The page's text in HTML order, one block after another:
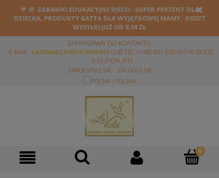
💗 🎁 ZABAWKI EDUKACYJNE DJECO - SUPER PREZENT DLA
DZIECKA, PRODUKTY GATTA DLA WYJĄTKOWEJ MAMY. KOSZT
WYSYŁKI JUŻ OD 9,34 ZŁ
ZAPRASZAMY DO KONTAKTU:
E-MAIL: LAVIDA@LAVIDA.ONLINE LUB TEL. (+48) 601 510 457 W GODZ.
9-16 (PON.-PT)
ZAREJESTRUJ SIĘ ZALOGUJ SIĘ